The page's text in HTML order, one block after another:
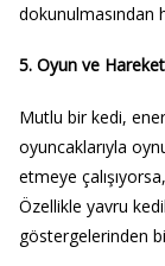
dokunulmasından
5. Oyun ve
Mutlu bir kedi,
oyuncaklarıyla
etmeye
Özellikle yavru
göstergelerinden